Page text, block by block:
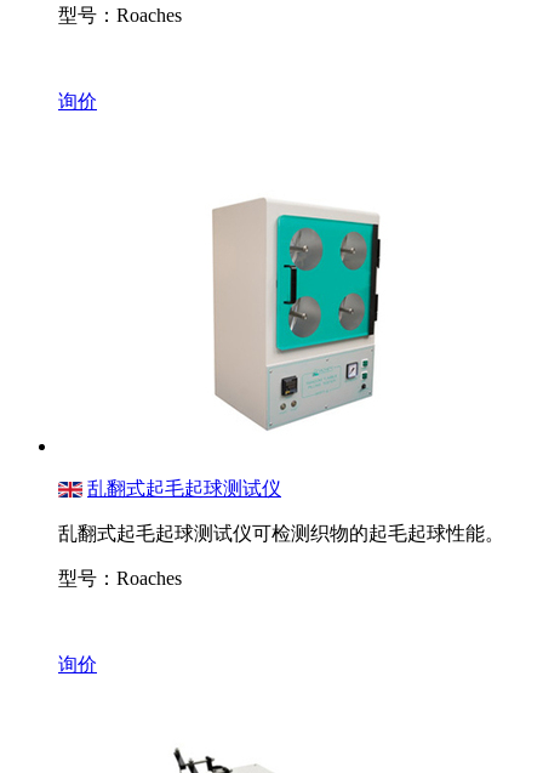
型号：Roaches
询价
乱翻式起毛起球测试仪
乱翻式起毛起球测试仪可检测织物的起毛起球性能。
型号：Roaches
询价